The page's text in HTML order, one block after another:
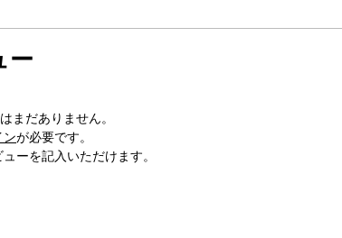
ー
まだありません。
ンが必要です。
ーを記入いただけます。